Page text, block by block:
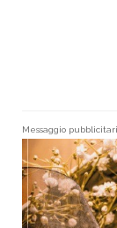
Messaggio